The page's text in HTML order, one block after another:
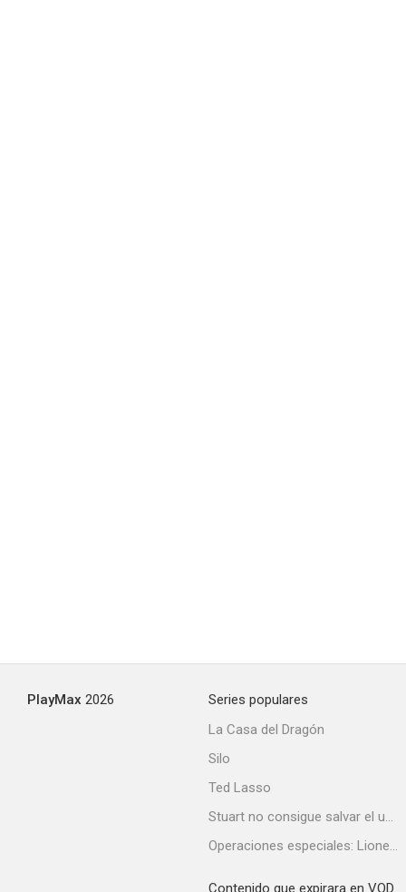
PlayMax 2026
Series populares
La Casa del Dragón
Silo
Ted Lasso
Stuart no consigue salvar el universo
Operaciones especiales: Lioness
Contenido que expirara en VOD